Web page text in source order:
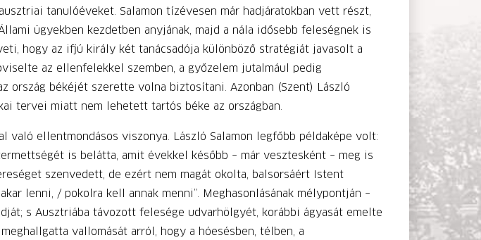
tanulóéveket. Salamon tízévesen már hadjáratokban vett részt,
ügyekben kezdetben anyjának, majd a nála idősebb feleségnek is
hogy az ifjú király két tanácsadója különböző stratégiát javasolt a
az ellenfelekkel szemben, a győzelem jutalmául pedig
ország békéjét szerette volna biztosítani. Azonban (Szent) László
tervei miatt nem lehetett tartós béke az országban.
való ellentmondásos viszonya. László Salamon legfőbb példaképe volt:
is belátta, amit évekkel később – már vesztesként – meg is
szenvedett, de ezért nem magát okolta, balsorsáért Istent
lenni, / pokolra kell annak menni”. Meghasonlásának mélypontján –
s Ausztriába távozott felesége udvarhölgyét, korábbi ágyasát emelte
vallomását arról, hogy a hóesésben, télben, a